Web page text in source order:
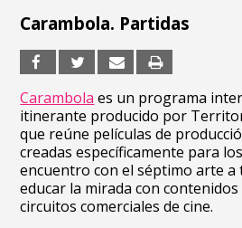
Carambola. Partidas
Carambola es un programa
itinerante producido por
que reúne películas de
creadas específicamente para
encuentro con el séptimo arte a
educar la mirada con
circuitos comerciales de cine.